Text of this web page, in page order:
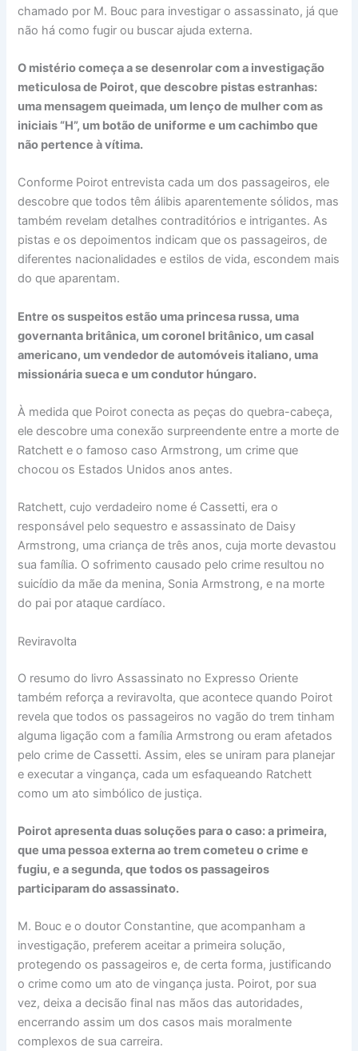
chamado por M. Bouc para investigar o assassinato, já que
não há como fugir ou buscar ajuda externa.
O mistério começa a se desenrolar com a investigação
meticulosa de Poirot, que descobre pistas estranhas:
uma mensagem queimada, um lenço de mulher com as
iniciais “H”, um botão de uniforme e um cachimbo que
não pertence à vítima.
Conforme Poirot entrevista cada um dos passageiros, ele
descobre que todos têm álibis aparentemente sólidos, mas
também revelam detalhes contraditórios e intrigantes. As
pistas e os depoimentos indicam que os passageiros, de
diferentes nacionalidades e estilos de vida, escondem mais
do que aparentam.
Entre os suspeitos estão uma princesa russa, uma
governanta britânica, um coronel britânico, um casal
americano, um vendedor de automóveis italiano, uma
missionária sueca e um condutor húngaro.
À medida que Poirot conecta as peças do quebra-cabeça,
ele descobre uma conexão surpreendente entre a morte de
Ratchett e o famoso caso Armstrong, um crime que
chocou os Estados Unidos anos antes.
Ratchett, cujo verdadeiro nome é Cassetti, era o
responsável pelo sequestro e assassinato de Daisy
Armstrong, uma criança de três anos, cuja morte devastou
sua família. O sofrimento causado pelo crime resultou no
suicídio da mãe da menina, Sonia Armstrong, e na morte
do pai por ataque cardíaco.
Reviravolta
O resumo do livro Assassinato no Expresso Oriente
também reforça a reviravolta, que acontece quando Poirot
revela que todos os passageiros no vagão do trem tinham
alguma ligação com a família Armstrong ou eram afetados
pelo crime de Cassetti. Assim, eles se uniram para planejar
e executar a vingança, cada um esfaqueando Ratchett
como um ato simbólico de justiça.
Poirot apresenta duas soluções para o caso: a primeira,
que uma pessoa externa ao trem cometeu o crime e
fugiu, e a segunda, que todos os passageiros
participaram do assassinato.
M. Bouc e o doutor Constantine, que acompanham a
investigação, preferem aceitar a primeira solução,
protegendo os passageiros e, de certa forma, justificando
o crime como um ato de vingança justa. Poirot, por sua
vez, deixa a decisão final nas mãos das autoridades,
encerrando assim um dos casos mais moralmente
complexos de sua carreira.